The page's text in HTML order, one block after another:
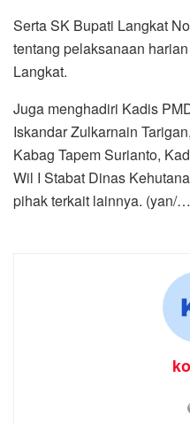
Serta SK Bupati Langkat
tentang pelaksanaan
Langkat.
Juga menghadiri Kadis
Iskandar Zulkarnain
Kabag Tapem Surianto,
Wil I Stabat Dinas
pihak terkait lainnya. (yan/